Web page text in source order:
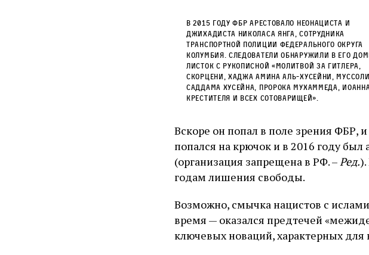
В 2015 году ФБР арестовало неонациста и
джихадиста Николаса Янга, сотрудника
транспортной полиции федерального округа
Колумбия. Следователи обнаружили в его
листок с рукописной «молитвой за Гитлера,
Скорцени, Хаджа Амина аль-Хусейни,
Саддама Хусейна, пророка Мухаммеда,
Крестителя и всех сотоварищей».
Вскоре он попал в поле зрения ФБР,
попался на крючок и в 2016 году
(организация запрещена в РФ. –Ред.
годам лишения свободы.
Возможно, смычка нацистов с
время — оказался предтечей
ключевых новаций, характерных